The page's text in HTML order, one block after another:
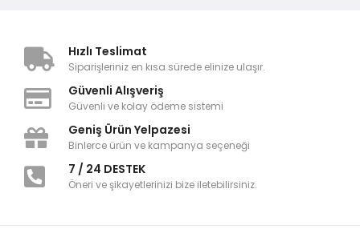
Hızlı Teslimat
Siparişleriniz en kısa sürede elinize ulaşır.
Güvenli Alışveriş
Güvenli ve kolay ödeme sistemi
Geniş Ürün Yelpazesi
Binlerce ürün ve kampanya seçeneği
7 / 24 DESTEK
Öneri ve şikayetlerinizi bize iletebilirsiniz.